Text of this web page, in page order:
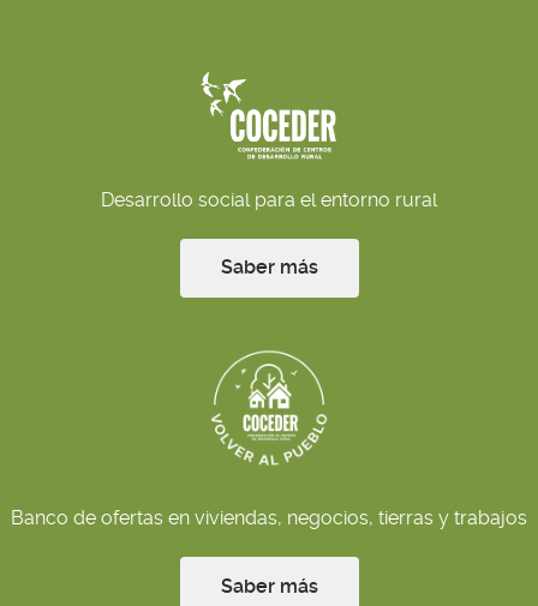
Desarrollo social para el entorno rural
Saber más
Banco de ofertas en viviendas, negocios, tierras y trabajos
Saber más